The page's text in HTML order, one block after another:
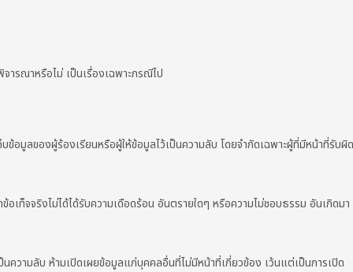
รณาหรือไม่ เป็นเรื่องเฉพาะกรณีไป
มูลของผู้ร้องเรียนหรือผู้ให้ข้อมูลไว้เป็นความลับ โดยจำกัดเฉพาะผู้ที่มีหน้าที่รับผิด
ท็จจริงไม่ได้ได้รับความเดือดร้อน อันตรายใดๆ หรือความไม่ชอบธรรม อันเกิดมา
วามลับ ห้ามเปิดเผยข้อมูลแก่บุคคลอื่นที่ไม่มีหน้าที่เกี่ยวข้อง เว้นแต่เป็นการเปิด